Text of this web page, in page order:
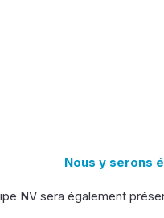
Nous y serons
NV sera également